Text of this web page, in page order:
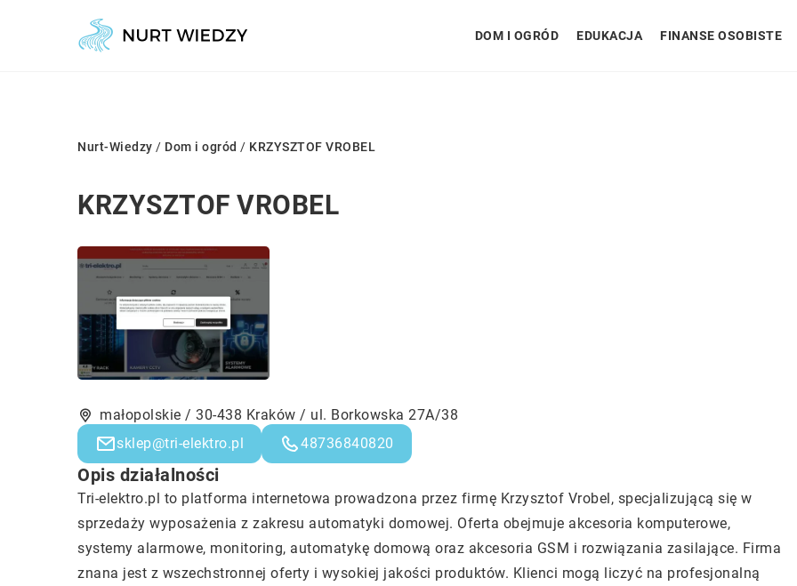
DOM I OGRÓD EDUKACJA FINANSE OSOBISTE
Nurt-Wiedzy / Dom i ogród / KRZYSZTOF VROBEL
KRZYSZTOF VROBEL
małopolskie / 30-438 Kraków / ul. Borkowska 27A/38
sklep@tri-elektro.pl
48736840820
Opis działalności
Tri-elektro.pl to platforma internetowa prowadzona przez firmę Krzysztof Vrobel, specjalizującą się w
sprzedaży wyposażenia z zakresu automatyki domowej. Oferta obejmuje akcesoria komputerowe,
systemy alarmowe, monitoring, automatykę domową oraz akcesoria GSM i rozwiązania zasilające. Firma
znana jest z wszechstronnej oferty i wysokiej jakości produktów. Klienci mogą liczyć na profesjonalną